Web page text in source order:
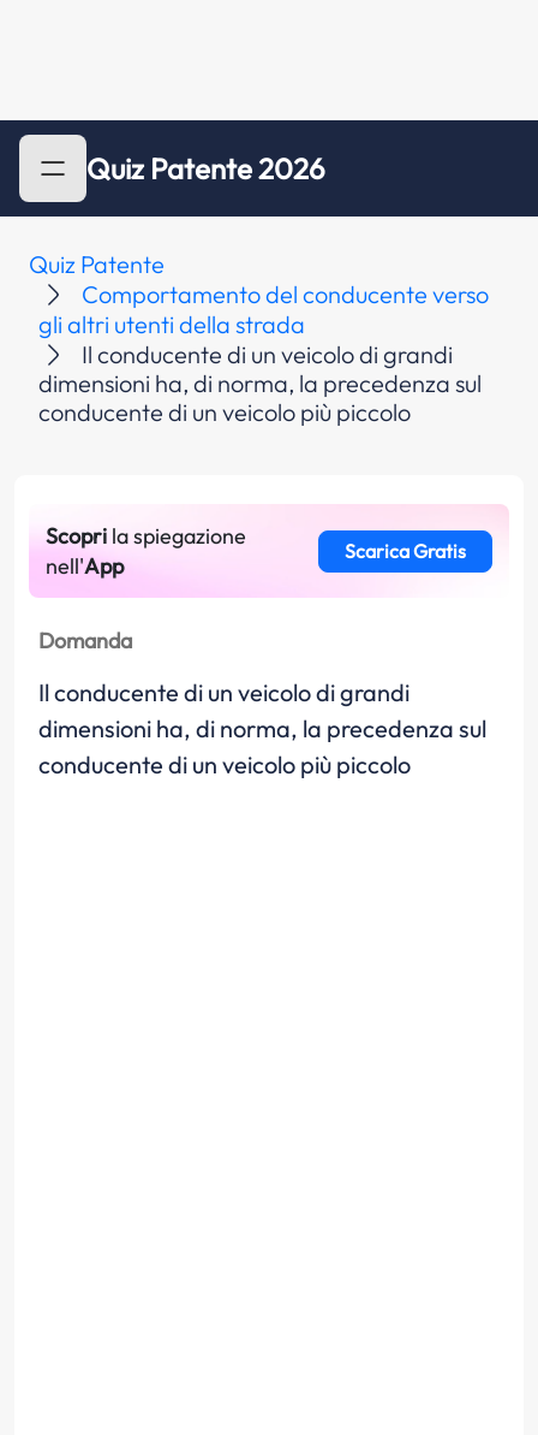
Quiz Patente 2026
Quiz Patente
Comportamento del conducente verso
gli altri utenti della strada
Il conducente di un veicolo di grandi
dimensioni ha, di norma, la precedenza sul
conducente di un veicolo più piccolo
Scopri la spiegazione
nell'App
Scarica Gratis
Domanda
Il conducente di un veicolo di grandi
dimensioni ha, di norma, la precedenza sul
conducente di un veicolo più piccolo